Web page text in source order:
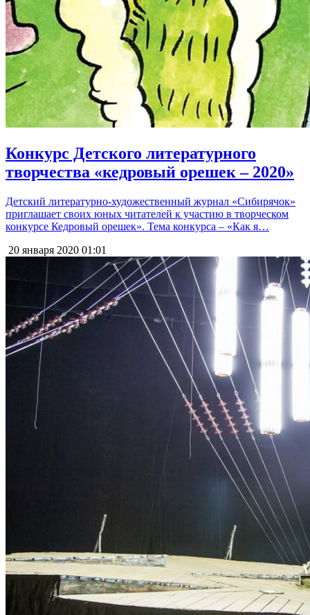
Конкурс Детского литературного
творчества «кедровый орешек – 2020»
Детский литературно-художественный журнал «Сибирячок»
приглашает своих юных читателей к участию в творческом
конкурсе Кедровый орешек». Тема конкурса – «Как я…
20 января 2020 01:01